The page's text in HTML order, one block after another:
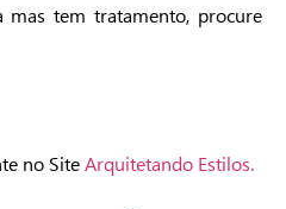
mas tem tratamento, procure
no SiteArquitetando Estilos.